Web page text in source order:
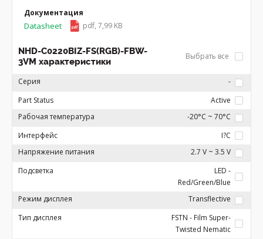
Документация
Datasheet pdf, 7,99 KB
NHD-C0220BIZ-FS(RGB)-FBW-
3VM характеристики
Выбрать все
Серия
-
Part Status
Active
Рабочая температура
-20°C ~ 70°C
Интерфейс
I?C
Напряжение питания
2.7 V ~ 3.5 V
Подсветка
LED -
Red/Green/Blue
Режим дисплея
Transflective
Тип дисплея
FSTN - Film Super-
Twisted Nematic